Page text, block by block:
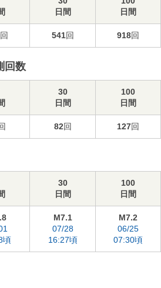
日間
日間
回 541回 918回
回数
30
日間
100
日間
82回 127回
30
日間
100
日間
頃
M7.1
07/28
16:27頃
M7.2
06/25
07:30頃